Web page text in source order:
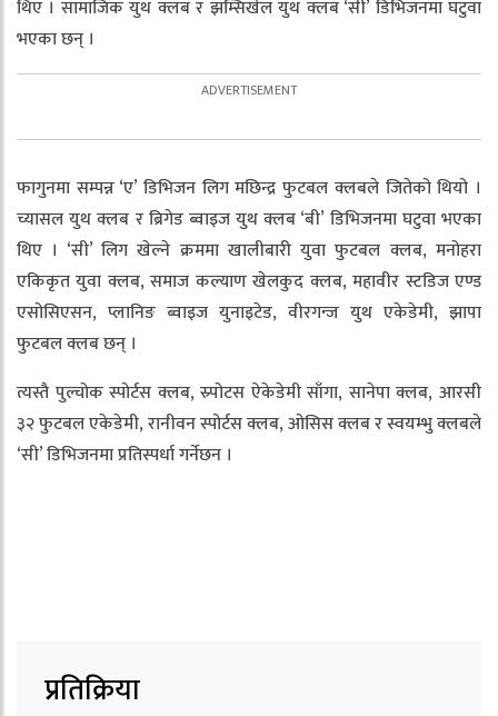
थिए । सामाजिक युथ क्लब र झम्सिखेल युथ क्लब ‘सी’ डिभिजनमा घटुवा
भएका छन् ।
फागुनमा सम्पन्न ‘ए’ डिभिजन लिग मछिन्द्र फुटबल क्लबले जितेको थियो ।
च्यासल युथ क्लब र ब्रिगेड ब्वाइज युथ क्लब ‘बी’ डिभिजनमा घटुवा भएका
थिए । ‘सी’ लिग खेल्ने क्रममा खालीबारी युवा फुटबल क्लब, मनोहरा
एकिकृत युवा क्लब, समाज कल्याण खेलकुद क्लब, महावीर स्टडिज एण्ड
एसोसिएसन, प्लानिङ ब्वाइज युनाइटेड, वीरगन्ज युथ एकेडेमी, झापा
फुटबल क्लब छन् ।
त्यस्तै पुल्चोक स्पोर्टस क्लब, स्र्पोटस ऐकेडेमी साँगा, सानेपा क्लब, आरसी
३२ फुटबल एकेडेमी, रानीवन स्पोर्टस क्लब, ओसिस क्लब र स्वयम्भु क्लबले
‘सी’ डिभिजनमा प्रतिस्पर्धा गर्नेछन ।
प्रतिक्रिया